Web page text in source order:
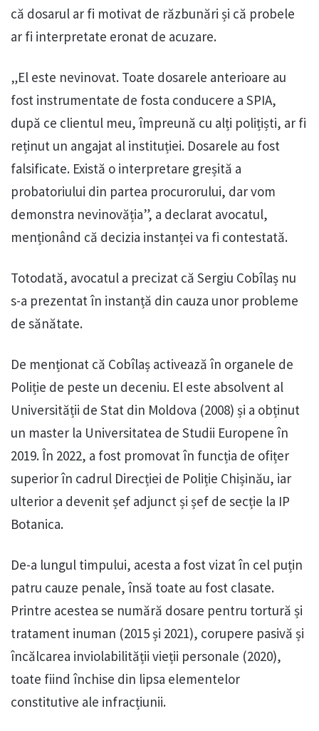
că dosarul ar fi motivat de răzbunări și că probele
ar fi interpretate eronat de acuzare.
„El este nevinovat. Toate dosarele anterioare au
fost instrumentate de fosta conducere a SPIA,
după ce clientul meu, împreună cu alți polițiști, ar fi
reținut un angajat al instituției. Dosarele au fost
falsificate. Există o interpretare greșită a
probatoriului din partea procurorului, dar vom
demonstra nevinovăția”, a declarat avocatul,
menționând că decizia instanței va fi contestată.
Totodată, avocatul a precizat că Sergiu Cobîlaș nu
s-a prezentat în instanță din cauza unor probleme
de sănătate.
De menționat că Cobîlaș activează în organele de
Poliție de peste un deceniu. El este absolvent al
Universității de Stat din Moldova (2008) și a obținut
un master la Universitatea de Studii Europene în
2019. În 2022, a fost promovat în funcția de ofițer
superior în cadrul Direcției de Poliție Chișinău, iar
ulterior a devenit șef adjunct și șef de secție la IP
Botanica.
De-a lungul timpului, acesta a fost vizat în cel puțin
patru cauze penale, însă toate au fost clasate.
Printre acestea se numără dosare pentru tortură și
tratament inuman (2015 și 2021), corupere pasivă și
încălcarea inviolabilității vieții personale (2020),
toate fiind închise din lipsa elementelor
constitutive ale infracțiunii.